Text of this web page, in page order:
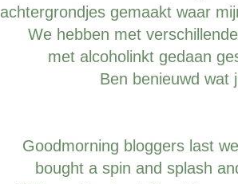
achtergrondjes gemaakt waar
We hebben met
met alcoholinkt gedaan
Ben benieuwd wat
Goodmorning bloggers last
bought a spin and splash